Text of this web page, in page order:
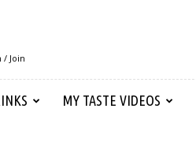
/ Join
MY TASTE VIDEOS